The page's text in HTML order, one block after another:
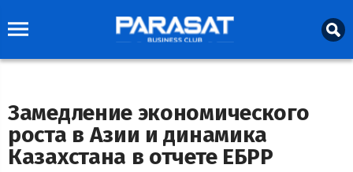
Замедление экономического
роста в Азии и динамика
Казахстана в отчете ЕБРР